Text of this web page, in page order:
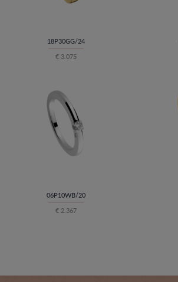
18P30GG/24
€ 3.075
06P10WB/20
€ 2.367